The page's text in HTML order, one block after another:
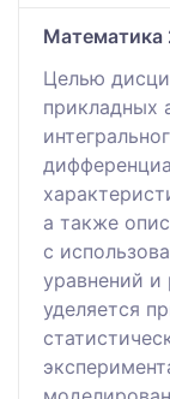
Математика
Целью
прикладных
а также
с
уравнений
уделяется